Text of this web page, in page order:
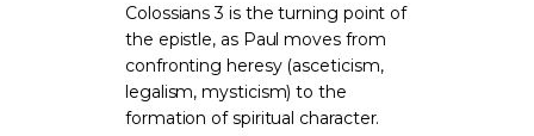
Colossians 3 is the turning point of
the epistle, as Paul moves from
confronting heresy (asceticism,
legalism, mysticism) to the
formation of spiritual character.